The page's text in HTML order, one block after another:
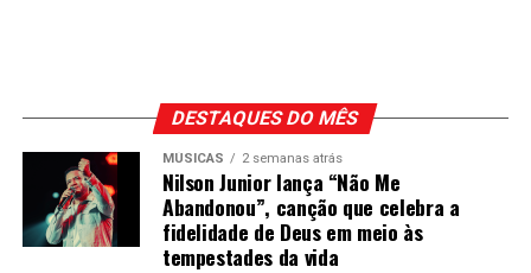
DESTAQUES DO MÊS
MÚSICAS 2 semanas atrás
Nilson Junior lança “Não Me
Abandonou”, canção que celebra a
fidelidade de Deus em meio às
tempestades da vida